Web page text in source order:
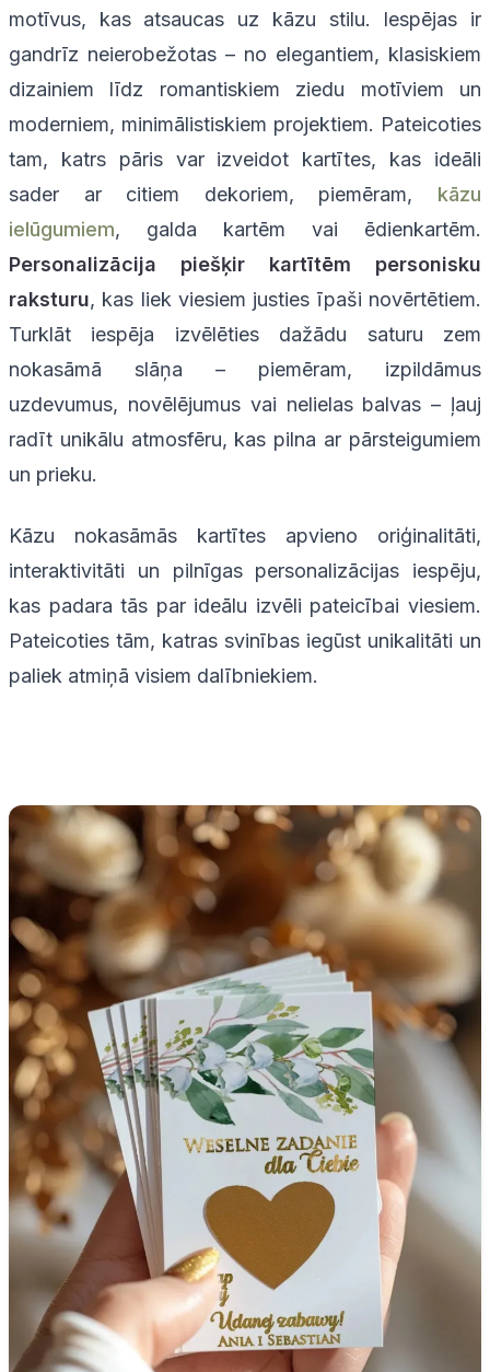
motīvus, kas atsaucas uz kāzu stilu. Iespējas ir
gandrīz neierobežotas – no elegantiem, klasiskiem
dizainiem līdz romantiskiem ziedu motīviem un
moderniem, minimālistiskiem projektiem. Pateicoties
tam, katrs pāris var izveidot kartītes, kas ideāli
sader ar citiem dekoriem, piemēram, kāzu
ielūgumiem, galda kartēm vai ēdienkartēm.
Personalizācija piešķir kartītēm personisku
raksturu, kas liek viesiem justies īpaši novērtētiem.
Turklāt iespēja izvēlēties dažādu saturu zem
nokasāmā slāņa – piemēram, izpildāmus
uzdevumus, novēlējumus vai nelielas balvas – ļauj
radīt unikālu atmosfēru, kas pilna ar pārsteigumiem
un prieku.
Kāzu nokasāmās kartītes apvieno oriģinalitāti,
interaktivitāti un pilnīgas personalizācijas iespēju,
kas padara tās par ideālu izvēli pateicībai viesiem.
Pateicoties tām, katras svinības iegūst unikalitāti un
paliek atmiņā visiem dalībniekiem.